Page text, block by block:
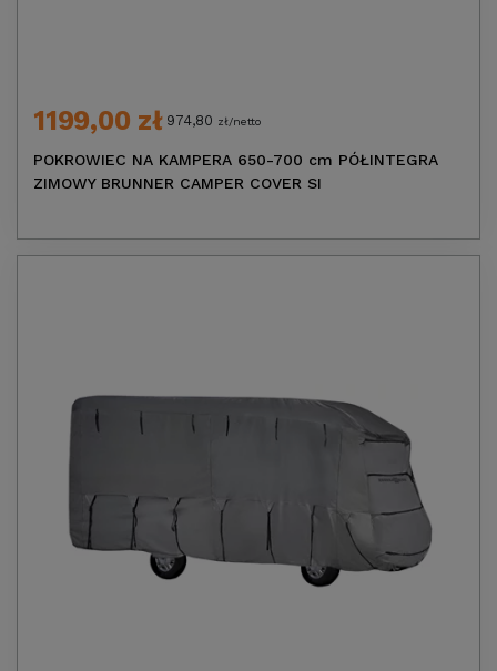
1199,00 zł 974,80 zł/netto
POKROWIEC NA KAMPERA 650-700 cm PÓŁINTEGRA
ZIMOWY BRUNNER CAMPER COVER SI